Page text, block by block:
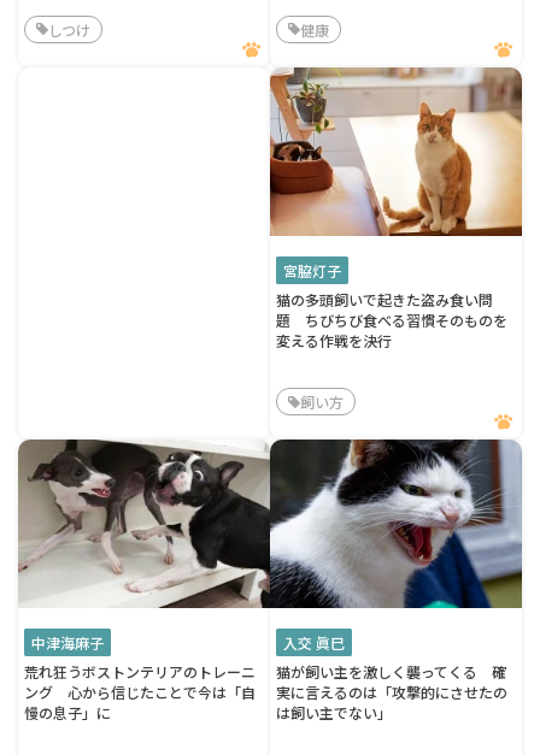
しつけ 健康
宮脇灯子
猫の多頭飼いで起きた盗み食い問
題 ちびちび食べる習慣そのものを
変える作戦を決行
飼い方
中津海麻子
荒れ狂うボストンテリアのトレーニ
ング 心から信じたことで今は「自
慢の息子」に
入交 眞巳
猫が飼い主を激しく襲ってくる 確
実に言えるのは「攻撃的にさせたの
は飼い主でない」